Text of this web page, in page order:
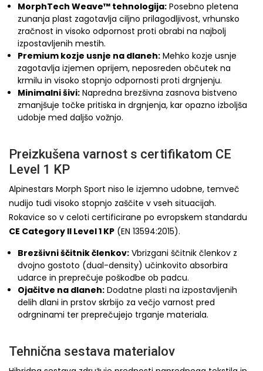
MorphTech Weave™ tehnologija: Posebno pletena
zunanja plast zagotavlja ciljno prilagodljivost, vrhunsko
zračnost in visoko odpornost proti obrabi na najbolj
izpostavljenih mestih.
Premium kozje usnje na dlaneh: Mehko kozje usnje
zagotavlja izjemen oprijem, neposreden občutek na
krmilu in visoko stopnjo odpornosti proti drgnjenju.
Minimalni šivi: Napredna brezšivna zasnova bistveno
zmanjšuje točke pritiska in drgnjenja, kar opazno izboljša
udobje med daljšo vožnjo.
Preizkušena varnost s certifikatom CE
Level 1 KP
Alpinestars Morph Sport niso le izjemno udobne, temveč
nudijo tudi visoko stopnjo zaščite v vseh situacijah.
Rokavice so v celoti certificirane po evropskem standardu
CE Category II Level 1 KP (EN 13594:2015).
Brezšivni ščitnik členkov: Vbrizgani ščitnik členkov z
dvojno gostoto (dual-density) učinkovito absorbira
udarce in preprečuje poškodbe ob padcu.
Ojačitve na dlaneh: Dodatne plasti na izpostavljenih
delih dlani in prstov skrbijo za večjo varnost pred
odrgninami ter preprečujejo trganje materiala.
Tehnična sestava materialov